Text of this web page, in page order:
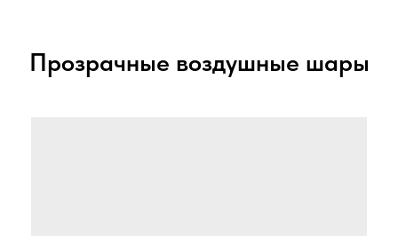
Прозрачные воздушные шары